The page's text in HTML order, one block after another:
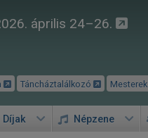
április 24–26.
Táncháztalálkozó Mesterek
Díjak Népzene